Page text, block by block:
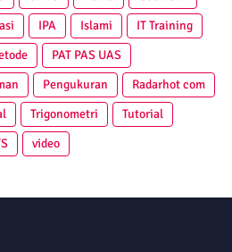
IPA Islami
IT Training
PAT PAS UAS
Pengukuran
Radarhot com
Trigonometri
Tutorial
video